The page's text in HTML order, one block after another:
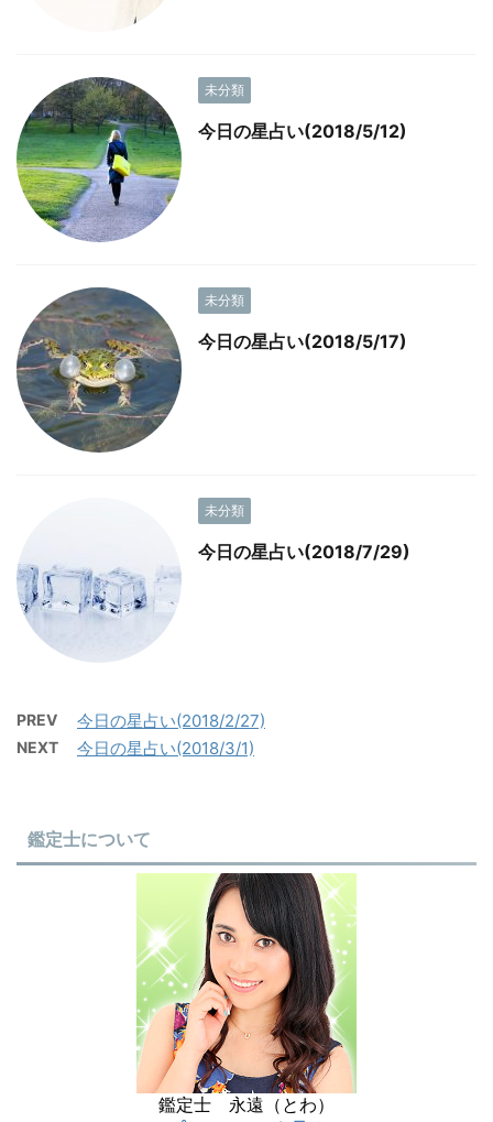
未分類
今日の星占い(2018/5/12)
未分類
今日の星占い(2018/5/17)
未分類
今日の星占い(2018/7/29)
PREV 今日の星占い(2018/2/27)
NEXT 今日の星占い(2018/3/1)
鑑定士について
鑑定士 永遠（とわ）